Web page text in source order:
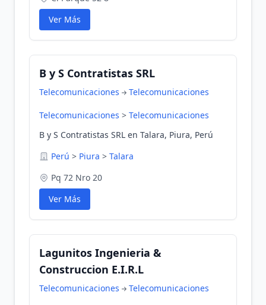
Ver Más
B y S Contratistas SRL
Telecomunicaciones Telecomunicaciones
Telecomunicaciones > Telecomunicaciones
B y S Contratistas SRL en Talara, Piura, Perú
Perú > Piura > Talara
Pq 72 Nro 20
Ver Más
Lagunitos Ingenieria &
Construccion E.I.R.L
Telecomunicaciones Telecomunicaciones